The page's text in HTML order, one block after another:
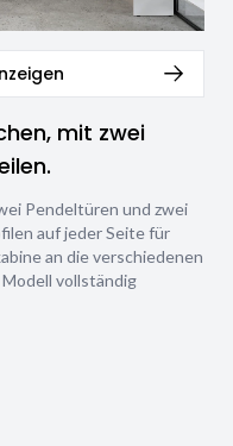
mit zwei
Pendeltüren und zwei
auf jeder Seite für
an die verschiedenen
vollständig